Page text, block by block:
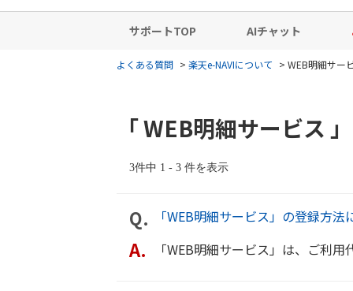
サポートTOP AIチャット
よくある質問 > 楽天e-NAVIについて > WEB明細サー
「 WEB明細サービス
3件中 1 - 3 件を表示
「WEB明細サービス」の登録方
「WEB明細サービス」は、ご利用代金請求明細書を電磁的方法（メー